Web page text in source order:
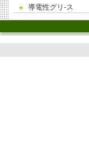
導電性グリ-ス